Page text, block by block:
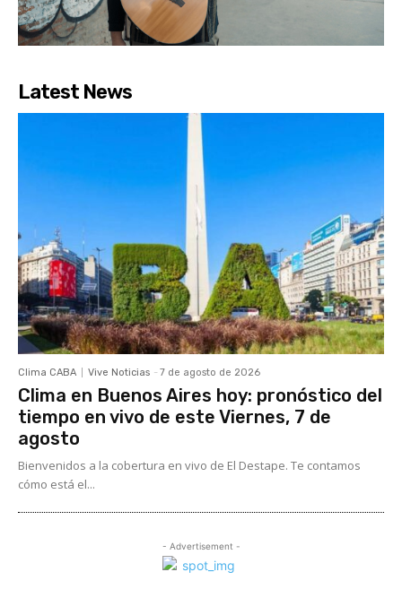
Latest News
Clima CABA Vive Noticias - 7 de agosto de 2026
Clima en Buenos Aires hoy: pronóstico del
tiempo en vivo de este Viernes, 7 de
agosto
Bienvenidos a la cobertura en vivo de El Destape. Te contamos
cómo está el...
- Advertisement -